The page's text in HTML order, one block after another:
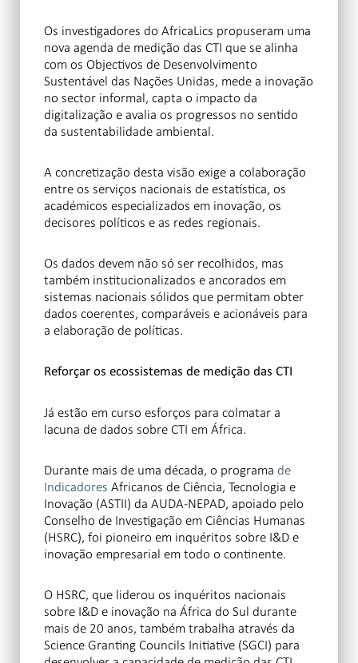
Os investigadores do AfricaLics propuseram uma
nova agenda de medição das CTI que se alinha
com os Objectivos de Desenvolvimento
Sustentável das Nações Unidas, mede a inovação
no sector informal, capta o impacto da
digitalização e avalia os progressos no sentido
da sustentabilidade ambiental.
A concretização desta visão exige a colaboração
entre os serviços nacionais de estatística, os
académicos especializados em inovação, os
decisores políticos e as redes regionais.
Os dados devem não só ser recolhidos, mas
também institucionalizados e ancorados em
sistemas nacionais sólidos que permitam obter
dados coerentes, comparáveis e acionáveis para
a elaboração de políticas.
Reforçar os ecossistemas de medição das CTI
Já estão em curso esforços para colmatar a
lacuna de dados sobre CTI em África.
Durante mais de uma década, o programa de
Indicadores Africanos de Ciência, Tecnologia e
Inovação (ASTII) da AUDA-NEPAD, apoiado pelo
Conselho de Investigação em Ciências Humanas
(HSRC), foi pioneiro em inquéritos sobre I&D e
inovação empresarial em todo o continente.
O HSRC, que liderou os inquéritos nacionais
sobre I&D e inovação na África do Sul durante
mais de 20 anos, também trabalha através da
Science Granting Councils Initiative (SGCI) para